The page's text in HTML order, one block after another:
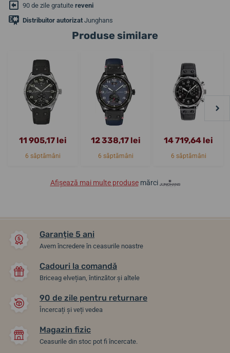
90 de zile gratuite reveni
Distribuitor autorizat Junghans
Produse similare
11 905,17 lei
6 săptămâni
12 338,17 lei
6 săptămâni
14 719,64 lei
6 săptămâni
Afișează mai multe produsemărci
Garanție 5 ani
Avem încredere în ceasurile noastre
Cadouri la comandă
Briceag elvețian, întinzător și altele
90 de zile pentru returnare
Încercați și veți vedea
Magazin fizic
Ceasurile din stoc pot fi încercate.